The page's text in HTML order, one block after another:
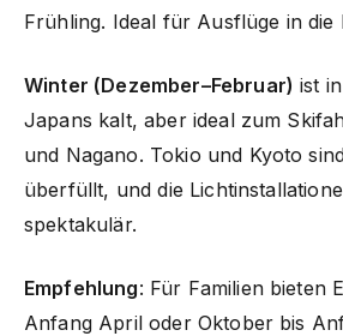
Frühling. Ideal für Ausflüge in die
Winter (Dezember–Februar) ist
Japans kalt, aber ideal zum
und Nagano. Tokio und Kyoto
überfüllt, und die
spektakulär.
Empfehlung: Für Familien bieten
Anfang April oder Oktober bis